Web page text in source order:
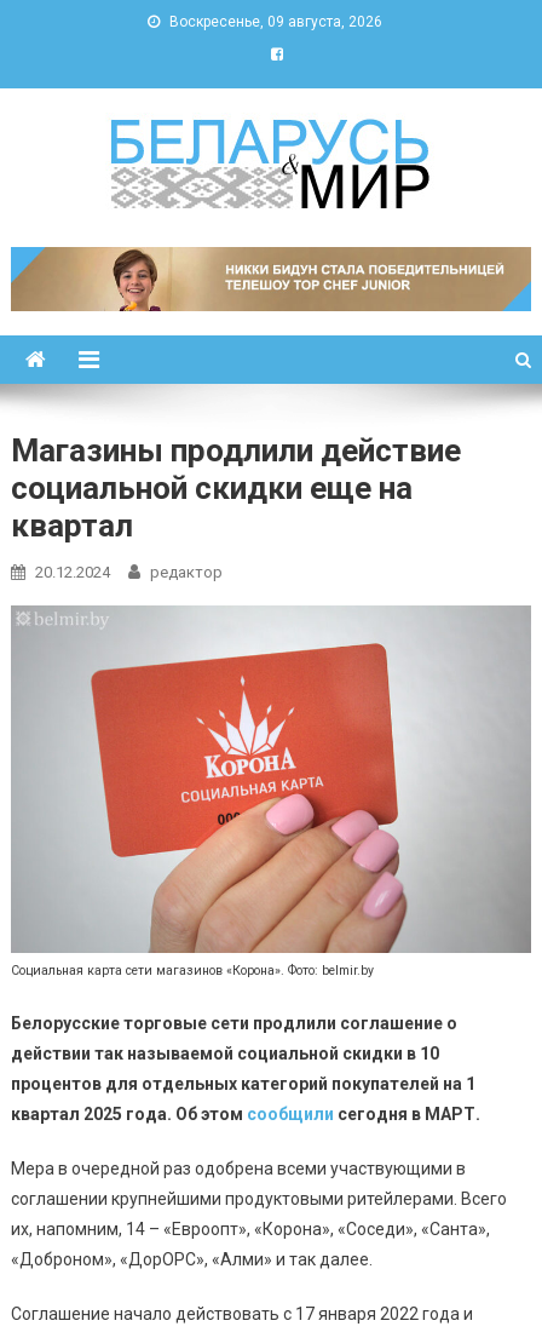
Воскресенье, 09 августа, 2026
Беларусь и мир
Магазины продлили действие
социальной скидки еще на
квартал
20.12.2024 редактор
Социальная карта сети магазинов «Корона». Фото: belmir.by
Белорусские торговые сети продлили соглашение о
действии так называемой социальной скидки в 10
процентов для отдельных категорий покупателей на 1
квартал 2025 года. Об этом сообщили сегодня в МАРТ.
Мера в очередной раз одобрена всеми участвующими в
соглашении крупнейшими продуктовыми ритейлерами. Всего
их, напомним, 14 – «Евроопт», «Корона», «Соседи», «Санта»,
«Доброном», «ДорОРС», «Алми» и так далее.
Соглашение начало действовать с 17 января 2022 года и